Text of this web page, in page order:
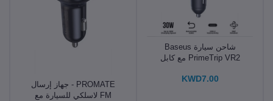
شاحن سيارة Baseus
PrimeTrip VR2 مع كابل
KWD7.00
PROMATE - جهاز إرسال
FM لاسلكي للسيارة مع